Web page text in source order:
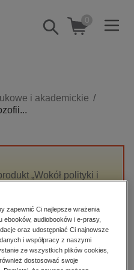
Pokaż/schowaj
wyszukiwarkę
0
wnętrz
informatyka
i akademickie
„Wokół polityki i
65-lecia urodzin i 40-
nie jest dostępny.
zapewnić Ci najlepsze wrażenia
audiobooków i e-prasy,
oraz udostępniać Ci najnowsze
i współpracy z naszymi
ze wszystkich plików cookies,
dostosować swoje